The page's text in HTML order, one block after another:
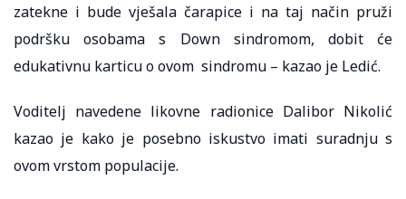
zatekne i bude vješala čarapice i na taj način pruži
podršku osobama s Down sindromom, dobit će
edukativnu karticu o ovom sindromu – kazao je Ledić.
Voditelj navedene likovne radionice Dalibor Nikolić
kazao je kako je posebno iskustvo imati suradnju s
ovom vrstom populacije.